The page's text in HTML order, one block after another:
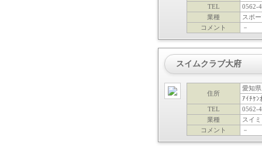
TEL
0562-
業種
スポ
コメント
－
スイムクラブ大府
住所
愛知
ｱｲﾁｹﾝ
TEL
0562-
業種
スイ
コメント
－